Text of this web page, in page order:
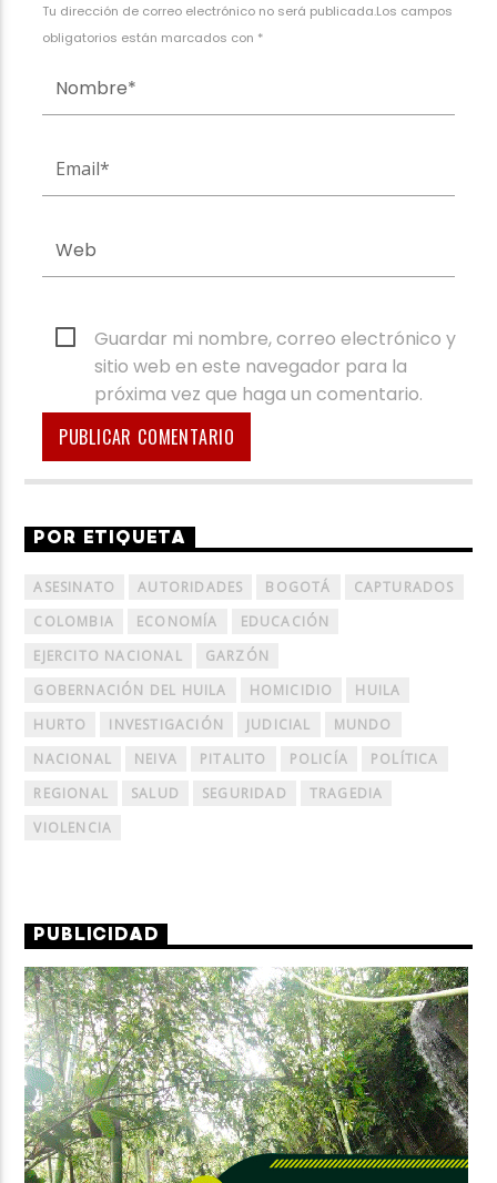
Tu dirección de correo electrónico no será publicada.Los campos
obligatorios están marcados con *
Guardar mi nombre, correo electrónico y
sitio web en este navegador para la
próxima vez que haga un comentario.
POR ETIQUETA
ASESINATO AUTORIDADES BOGOTÁ
CAPTURADOS
COLOMBIA
ECONOMÍA
EDUCACIÓN
EJERCITO NACIONAL
GARZÓN
GOBERNACIÓN DEL HUILA
HOMICIDIO
HUILA
HURTO
INVESTIGACIÓN JUDICIAL
MUNDO
NACIONAL
NEIVA PITALITO POLICÍA
POLÍTICA
REGIONAL
SALUD SEGURIDAD
TRAGEDIA
VIOLENCIA
PUBLICIDAD